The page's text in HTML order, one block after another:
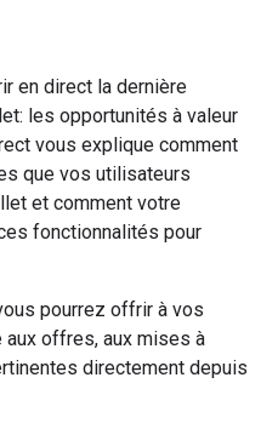
en direct la dernière
les opportunités à valeur
vous explique comment
que vos utilisateurs
et comment votre
fonctionnalités pour
pourrez offrir à vos
offres, aux mises à
directement depuis